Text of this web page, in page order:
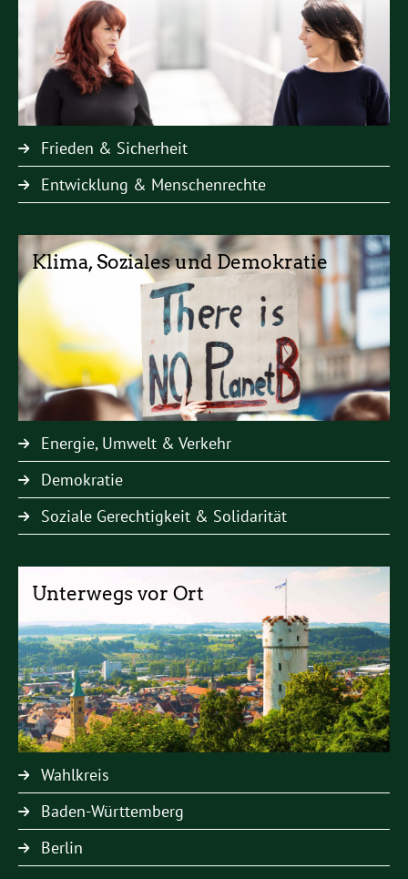
Frieden & Sicherheit
Entwicklung & Menschenrechte
Klima, Soziales und Demokratie
Energie, Umwelt & Verkehr
Demokratie
Soziale Gerechtigkeit & Solidarität
Unterwegs vor Ort
Wahlkreis
Baden-Württemberg
Berlin